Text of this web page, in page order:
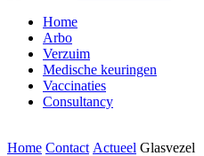
Home
Arbo
Verzuim
Medische keuringen
Vaccinaties
Consultancy
Home Contact Actueel Glasvezel